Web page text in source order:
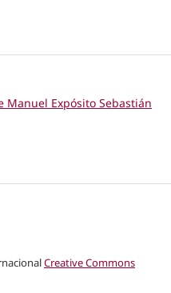
Manuel Expósito Sebastián
Creative Commons